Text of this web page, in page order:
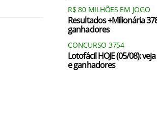
R$ 80 MILHÕES EM JOGO
Resultados +Milionária
ganhadores
CONCURSO 3754
Lotofácil HOJE (05/08):
e ganhadores